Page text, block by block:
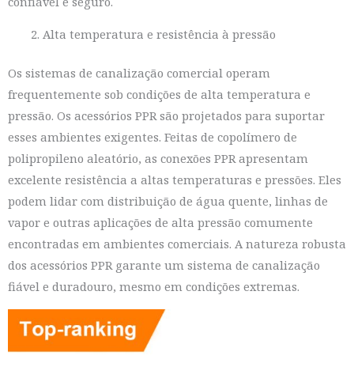
Alta temperatura e resistência à pressão
Os sistemas de canalização comercial operam
frequentemente sob condições de alta temperatura e
pressão. Os acessórios PPR são projetados para suportar
esses ambientes exigentes. Feitas de copolímero de
polipropileno aleatório, as conexões PPR apresentam
excelente resistência a altas temperaturas e pressões. Eles
podem lidar com distribuição de água quente, linhas de
vapor e outras aplicações de alta pressão comumente
encontradas em ambientes comerciais. A natureza robusta
dos acessórios PPR garante um sistema de canalização
fiável e duradouro, mesmo em condições extremas.